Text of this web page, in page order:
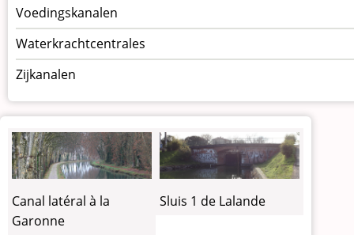
Voedingskanalen
Waterkrachtcentrales
Zijkanalen
Canal latéral à la
Garonne
Sluis 1 de Lalande